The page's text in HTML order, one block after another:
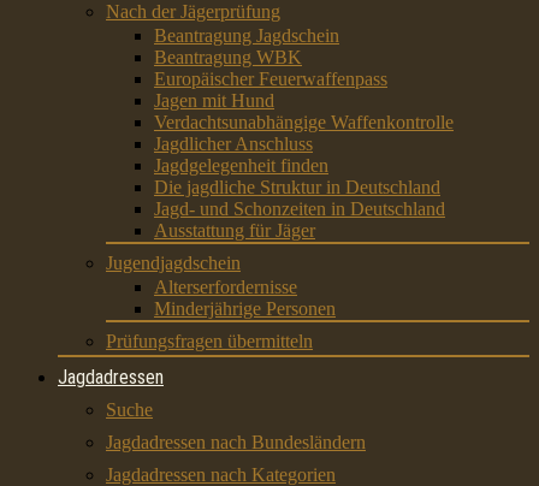
Nach der Jägerprüfung
Beantragung Jagdschein
Beantragung WBK
Europäischer Feuerwaffenpass
Jagen mit Hund
Verdachtsunabhängige Waffenkontrolle
Jagdlicher Anschluss
Jagdgelegenheit finden
Die jagdliche Struktur in Deutschland
Jagd- und Schonzeiten in Deutschland
Ausstattung für Jäger
Jugendjagdschein
Alterserfordernisse
Minderjährige Personen
Prüfungsfragen übermitteln
Jagdadressen
Suche
Jagdadressen nach Bundesländern
Jagdadressen nach Kategorien